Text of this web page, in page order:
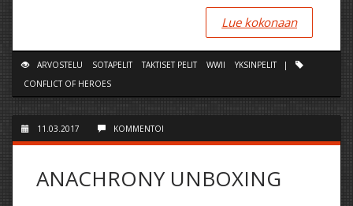
Lue kokonaan
ARVOSTELU SOTAPELIT TAKTISET PELIT WWII YKSINPELIT
|
CONFLICT OF HEROES
11.03.2017 KOMMENTOI
ANACHRONY UNBOXING